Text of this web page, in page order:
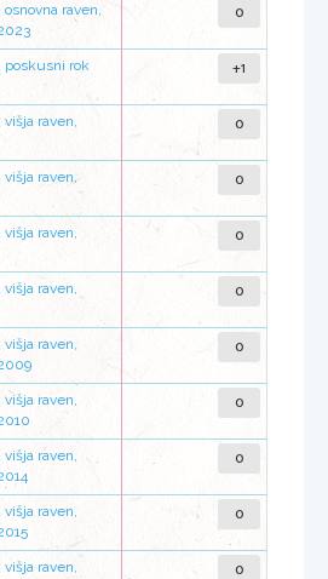
raven,
0
poskusni rok
+1
raven,
0
raven,
0
raven,
0
raven,
0
raven,
0
raven,
0
raven,
0
raven,
0
raven,
0